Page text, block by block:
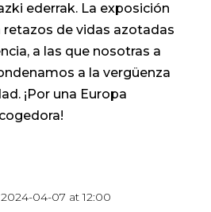
ederrak. La exposición
retazos de vidas azotadas
a las que nosotras a
a la vergüenza
¡Por una Europa
04-07 at 12:00